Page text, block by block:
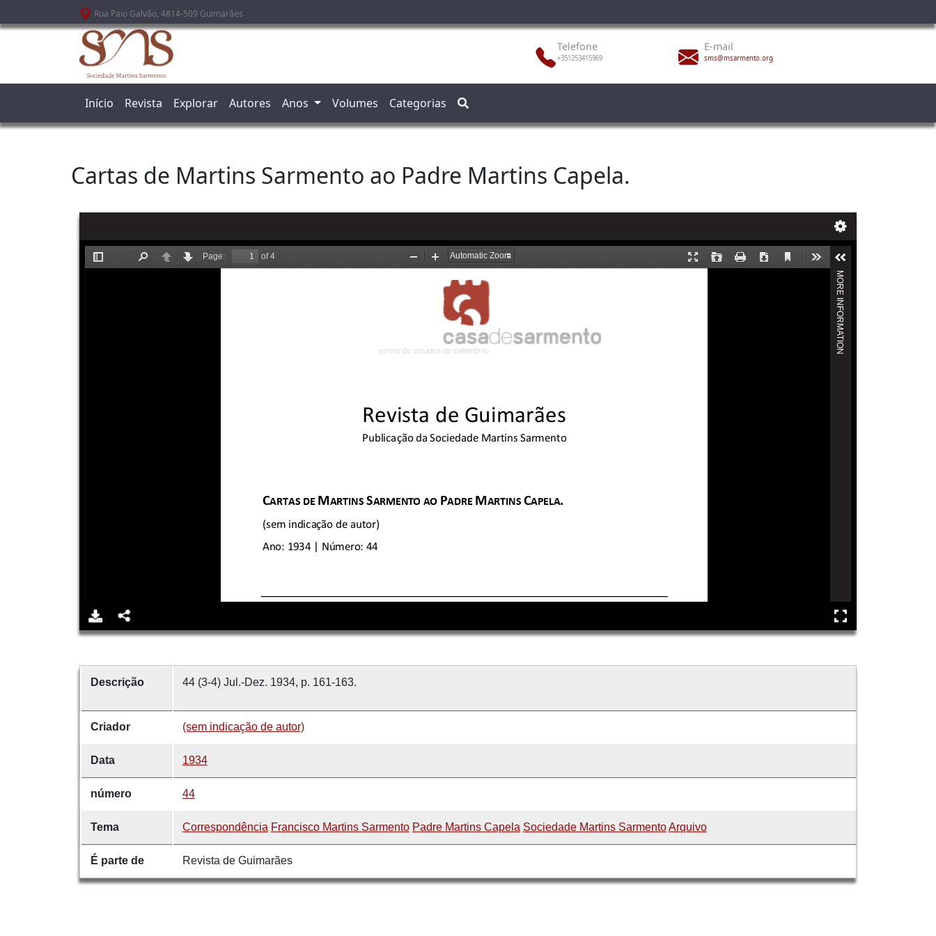
Passar para o conteúdo principal
Rua Paio Galvão, 4814-509 Guimarães
Telefone
+351253415969
E-mail
sms@msarmento.org
Início Revista Explorar Autores Anos Volumes Categorias
Cartas de Martins Sarmento ao Padre Martins Capela.
Descrição 44 (3-4) Jul.-Dez. 1934, p. 161-163.
Criador (sem indicação de autor)
Data 1934
número 44
Tema Correspondência Francisco Martins Sarmento Padre Martins Capela Sociedade Martins SarmentoArquivo
É parte de Revista de Guimarães